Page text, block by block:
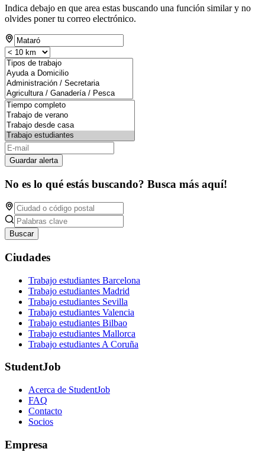
Indica debajo en que area estas buscando una función similar y no
olvides poner tu correo electrónico.
Guardar alerta
No es lo qué estás buscando? Busca más aquí!
Buscar
Ciudades
Trabajo estudiantes Barcelona
Trabajo estudiantes Madrid
Trabajo estudiantes Sevilla
Trabajo estudiantes Valencia
Trabajo estudiantes Bilbao
Trabajo estudiantes Mallorca
Trabajo estudiantes A Coruña
StudentJob
Acerca de StudentJob
FAQ
Contacto
Socios
Empresa